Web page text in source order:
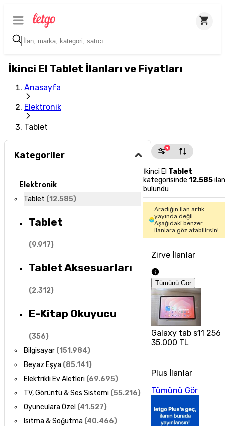
İkinci El Tablet İlanları ve Fiyatları
Anasayfa
Elektronik
Tablet
Kategoriler
Elektronik
Tablet (12.585)
Tablet
(9.917)
Tablet Aksesuarları
(2.312)
E-Kitap Okuyucu
(356)
Bilgisayar (151.984)
Beyaz Eşya (85.141)
Elektrikli Ev Aletleri (69.695)
TV, Görüntü & Ses Sistemi (55.216)
Oyunculara Özel (41.527)
Isıtma & Soğutma (40.466)
1
İkinci El Tablet
kategorisinde 12.585ilan
bulundu
Aradığın ilan artık
yayında değil.
Aşağıdaki benzer
ilanlara göz atabilirsin!
Zirve İlanlar
Tümünü Gör
Galaxy tab s11
35.000 TL
Plus İlanlar
Tümünü Gör